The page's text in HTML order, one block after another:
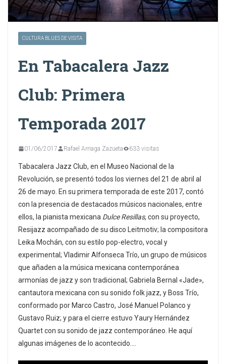
CULTURA BLUES DE VISITA
En Tabacalera Jazz
Club: Primera
Temporada 2017
01/06/2017 Rafael Arriaga Zazueta 633 visitas
Tabacalera Jazz Club, en el Museo Nacional de la
Revolución, se presentó todos los viernes del 21 de abril al
26 de mayo. En su primera temporada de este 2017, contó
con la presencia de destacados músicos nacionales, entre
ellos, la pianista mexicana Dulce Resillas, con su proyecto,
Resijazz acompañado de su disco Leitmotiv; la compositora
Leika Mochán, con su estilo pop-electro, vocal y
experimental; Vladimir Alfonseca Trío, un grupo de músicos
que añaden a la música mexicana contemporánea
armonías de jazz y son tradicional; Gabriela Bernal «Jade»,
cantautora mexicana con su sonido folk jazz, y Boss Trío,
conformado por Marco Castro, José Manuel Polanco y
Gustavo Ruiz; y para el cierre estuvo Yaury Hernández
Quartet con su sonido de jazz contemporáneo. He aquí
algunas imágenes de lo acontecido….